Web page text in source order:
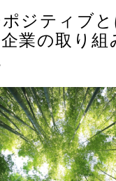
ジティブ
業の取り組